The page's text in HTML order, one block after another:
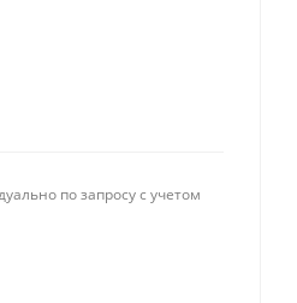
по запросу с учетом